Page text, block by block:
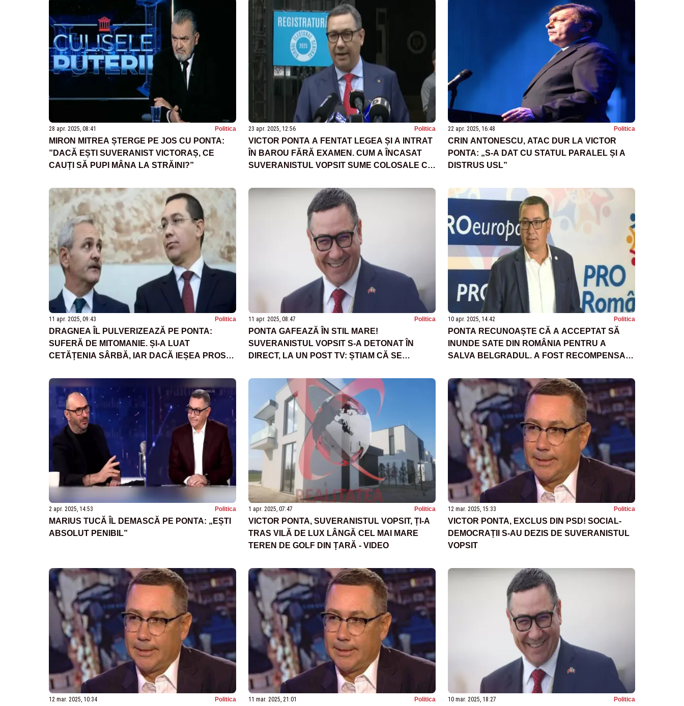
28 apr. 2025, 08:41 Politica
MIRON MITREA ȘTERGE PE JOS CU PONTA:
”DACĂ EȘTI SUVERANIST VICTORAȘ, CE
CAUȚI SĂ PUPI MÂNA LA STRĂINI?”
23 apr. 2025, 12:56 Politica
VICTOR PONTA A FENTAT LEGEA ȘI A INTRAT
ÎN BAROU FĂRĂ EXAMEN. CUM A ÎNCASAT
SUVERANISTUL VOPSIT SUME COLOSALE CU
22 apr. 2025, 16:48 Politica
CRIN ANTONESCU, ATAC DUR LA VICTOR
PONTA: „S-A DAT CU STATUL PARALEL ȘI A
DISTRUS USL”
11 apr. 2025, 09:43 Politica
DRAGNEA ÎL PULVERIZEAZĂ PE PONTA:
SUFERĂ DE MITOMANIE. ȘI-A LUAT
CETĂȚENIA SÂRBĂ, IAR DACĂ IEȘEA PROST
11 apr. 2025, 08:47 Politica
PONTA GAFEAZĂ ÎN STIL MARE!
SUVERANISTUL VOPSIT S-A DETONAT ÎN
DIRECT, LA UN POST TV: ȘTIAM CĂ SE
DE LA FOSTA MEA CONSILIERĂ, ANCA
ALEXANDRESCU
10 apr. 2025, 14:42 Politica
PONTA RECUNOAȘTE CĂ A ACCEPTAT SĂ
INUNDE SATE DIN ROMÂNIA PENTRU A
SALVA BELGRADUL. A FOST RECOMPENSAT
2 apr. 2025, 14:53 Politica
MARIUS TUCĂ ÎL DEMASCĂ PE PONTA: „EȘTI
ABSOLUT PENIBIL”
1 apr. 2025, 07:47 Politica
VICTOR PONTA, SUVERANISTUL VOPSIT, ȚI-A
TRAS VILĂ DE LUX LÂNGĂ CEL MAI MARE
TEREN DE GOLF DIN ȚARĂ - VIDEO
12 mar. 2025, 15:33 Politica
VICTOR PONTA, EXCLUS DIN PSD! SOCIAL-
DEMOCRAȚII S-AU DEZIS DE SUVERANISTUL
VOPSIT
12 mar. 2025, 10:34 Politica 11 mar. 2025, 21:01 Politica 10 mar. 2025, 18:27 Politica